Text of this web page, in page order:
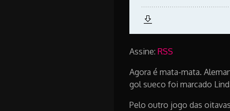
Assine: RSS
Agora é mata-mata.
gol sueco foi marcado
Pelo outro jogo das